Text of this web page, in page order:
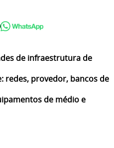
de infraestrutura de
redes, provedor, bancos de
de médio e